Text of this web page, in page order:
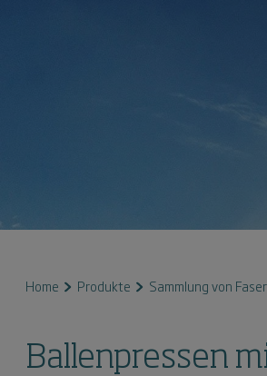
Home Produkte Sammlung von
Ballenpressen